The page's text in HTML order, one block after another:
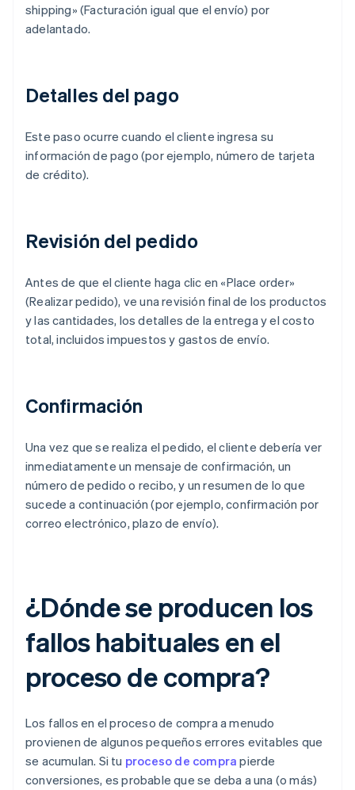
shipping» (Facturación igual que el envío) por
adelantado.
Detalles del pago
Este paso ocurre cuando el cliente ingresa su
información de pago (por ejemplo, número de tarjeta
de crédito).
Revisión del pedido
Antes de que el cliente haga clic en «Place order»
(Realizar pedido), ve una revisión final de los productos
y las cantidades, los detalles de la entrega y el costo
total, incluidos impuestos y gastos de envío.
Confirmación
Una vez que se realiza el pedido, el cliente debería ver
inmediatamente un mensaje de confirmación, un
número de pedido o recibo, y un resumen de lo que
sucede a continuación (por ejemplo, confirmación por
correo electrónico, plazo de envío).
¿Dónde se producen los
fallos habituales en el
proceso de compra?
Los fallos en el proceso de compra a menudo
provienen de algunos pequeños errores evitables que
se acumulan. Si tu proceso de compra pierde
conversiones, es probable que se deba a una (o más)